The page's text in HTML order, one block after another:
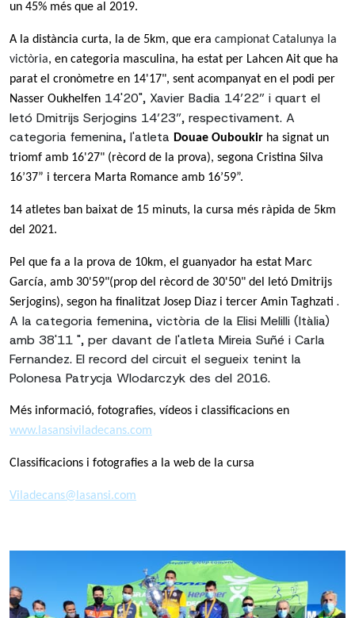
un 45% més que al 2019.
A la distància curta, la de 5km, que era campionat Catalunya la
victòria, en categoria masculina, ha estat per Lahcen Ait que ha
parat el cronòmetre en 14'17", sent acompanyat en el podi per
Nasser Oukhelfen 14'20", Xavier Badia 14’22” i quart el
letó Dmitrijs Serjogins 14’23”, respectivament. A
categoria femenina, l'atleta Douae Ouboukir ha signat un
triomf amb 16'27" (rècord de la prova), segona Cristina Silva
16’37” i tercera Marta Romance amb 16’59”.
14 atletes ban baixat de 15 minuts, la cursa més ràpida de 5km
del 2021.
Pel que fa a la prova de 10km, el guanyador ha estat Marc
García, amb 30'59"(prop del rècord de 30'50" del letó Dmitrijs
Serjogins), segon ha finalitzat Josep Diaz i tercer Amin Taghzati .
A la categoria femenina, victòria de la Elisi Melilli (Itàlia)
amb 38'11 ", per davant de l'atleta Mireia Suñé i Carla
Fernandez. El record del circuit el segueix tenint la
Polonesa Patrycja Wlodarczyk des del 2016.
Més informació, fotografies, vídeos i classificacions en
www.lasansiviladecans.com
Classificacions i fotografies a la web de la cursa
Viladecans@lasansi.com